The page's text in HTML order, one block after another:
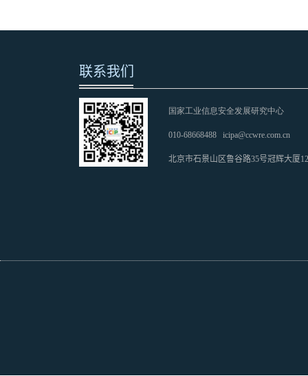
联系我们
国家工业信息安全发展研究中心
010-68668488 icipa@ccwre.com.cn
北京市石景山区鲁谷路35号冠辉大厦